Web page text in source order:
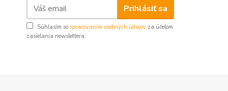
Prihlásiť sa
Súhlasím so spracovaním osobných údajov za účelom
zasielania newslettera.